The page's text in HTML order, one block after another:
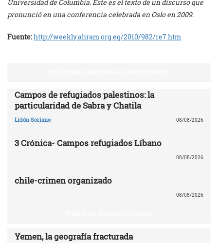
Universidad de Columbia. Este es el texto de un discurso que
pronunció en una conferencia celebrada en Oslo en 2009.
Fuente:http://weekly.ahram.org.eg/2010/982/re7.htm
Campos de refugiados palestinos: la
particularidad de Sabra y Chatila
Lidón Soriano 08/08/2026
3 Crónica- Campos refugiados Líbano
08/08/2026
chile-crimen organizado
08/08/2026
Yemen, la geografía fracturada